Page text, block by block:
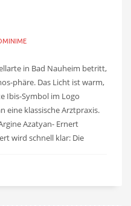
in Bad Nauheim betritt,
phäre. Das Licht ist warm,
Ibis-Symbol im Logo
eine klassische Arztpraxis.
Azatyan- Ernert
wird schnell klar: Die